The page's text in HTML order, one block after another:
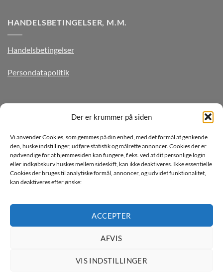
Der er krummer på siden
Vi anvender Cookies, som gemmes på din enhed, med det formål at genkende
den, huske indstillinger, udføre statistik og målrette annoncer. Cookies der er
nødvendige for at hjemmesiden kan fungere, f.eks. ved at dit personlige login
eller indkøbskurv huskes mellem sideskift, kan ikke deaktiveres. Ikke essentielle
Cookies der bruges til analytiske formål, annoncer, og udvidet funktionalitet,
kan deaktiveres efter ønske:
ACCEPTER
AFVIS
VIS INDSTILLINGER
HANDELSBETINGELSER, M.M.
Handelsbetingelser
Persondatapolitik
Læs vores Persondatapolitik